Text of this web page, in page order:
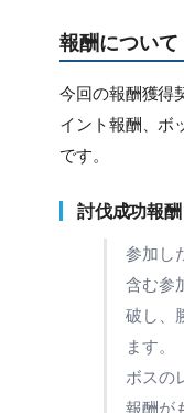
報酬について
今回の報酬獲得
イント報酬、ボ
です。
討伐成功報酬
参加し
含む参
破し、
ます。
ボスの
報酬が